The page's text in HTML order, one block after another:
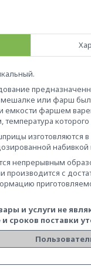
или фарш
емкости фаршем
изготовляются
непрерывным
производится с
и услуги не
сроков поставки